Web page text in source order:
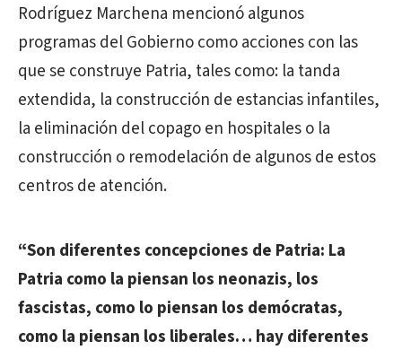
Rodríguez Marchena mencionó algunos
programas del Gobierno como acciones con las
que se construye Patria, tales como: la tanda
extendida, la construcción de estancias infantiles,
la eliminación del copago en hospitales o la
construcción o remodelación de algunos de estos
centros de atención.
“Son diferentes concepciones de Patria: La
Patria como la piensan los neonazis, los
fascistas, como lo piensan los demócratas,
como la piensan los liberales… hay diferentes